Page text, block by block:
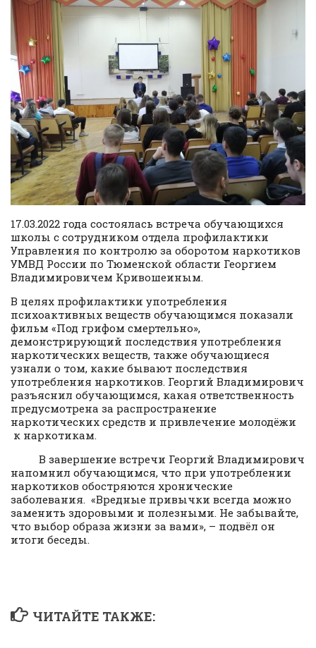
17.03.2022 года состоялась встреча обучающихся
школы с сотрудником отдела профилактики
Управления по контролю за оборотом наркотиков
УМВД России по Тюменской области Георгием
Владимировичем Кривошеиным.
В целях профилактики употребления
психоактивных веществ обучающимся показали
фильм «Под грифом смертельно»,
демонстрирующий последствия употребления
наркотических веществ, также обучающиеся
узнали о том, какие бывают последствия
употребления наркотиков. Георгий Владимирович
разъяснил обучающимся, какая ответственность
предусмотрена за распространение
наркотических средств и привлечение молодёжи
к наркотикам.
В завершение встречи Георгий Владимирович
напомнил обучающимся, что при употреблении
наркотиков обостряются хронические
заболевания. «Вредные привычки всегда можно
заменить здоровыми и полезными. Не забывайте,
что выбор образа жизни за вами», – подвёл он
итоги беседы.
ЧИТАЙТЕ ТАКЖЕ: